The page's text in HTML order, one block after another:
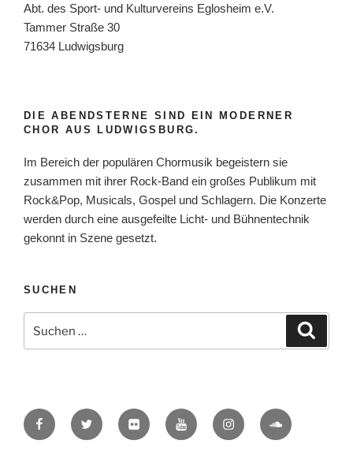
Abt. des Sport- und Kulturvereins Eglosheim e.V.
Tammer Straße 30
71634 Ludwigsburg
DIE ABENDSTERNE SIND EIN MODERNER
CHOR AUS LUDWIGSBURG.
Im Bereich der populären Chormusik begeistern sie
zusammen mit ihrer Rock-Band ein großes Publikum mit
Rock&Pop, Musicals, Gospel und Schlagern. Die Konzerte
werden durch eine ausgefeilte Licht- und Bühnentechnik
gekonnt in Szene gesetzt.
SUCHEN
nach:
FacebookTwitter Flickr YouTubeInstagram SoundCloud